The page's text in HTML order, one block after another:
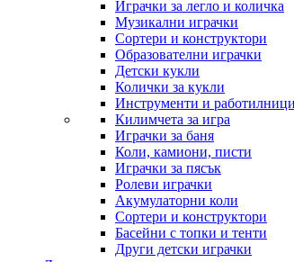
Играчки за легло и количка
Музикални играчки
Сортери и конструктори
Образователни играчки
Детски кукли
Колички за кукли
Инструменти и работилници
Килимчета за игра
Играчки за баня
Коли, камиони, писти
Играчки за пясък
Ролеви играчки
Акумулаторни коли
Сортери и конструктори
Басейни с топки и тенти
Други детски играчки